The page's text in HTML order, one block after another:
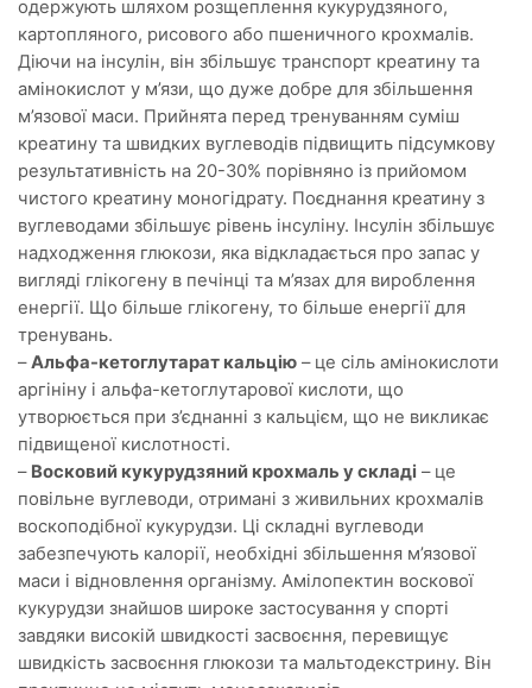
одержують шляхом розщеплення кукурудзяного,
картопляного, рисового або пшеничного крохмалів.
Діючи на інсулін, він збільшує транспорт креатину та
амінокислот у м’язи, що дуже добре для збільшення
м’язової маси. Прийнята перед тренуванням суміш
креатину та швидких вуглеводів підвищить підсумкову
результативність на 20-30% порівняно із прийомом
чистого креатину моногідрату. Поєднання креатину з
вуглеводами збільшує рівень інсуліну. Інсулін збільшує
надходження глюкози, яка відкладається про запас у
вигляді глікогену в печінці та м’язах для вироблення
енергії. Що більше глікогену, то більше енергії для
тренувань.
–Альфа-кетоглутарат кальцію – це сіль амінокислоти
аргініну і альфа-кетоглутарової кислоти, що
утворюється при з’єднанні з кальцієм, що не викликає
підвищеної кислотності.
– Восковий кукурудзяний крохмаль у складі – це
повільне вуглеводи, отримані з живильних крохмалів
воскоподібної кукурудзи. Ці складні вуглеводи
забезпечують калорії, необхідні збільшення м’язової
маси і відновлення організму. Амілопектин воскової
кукурудзи знайшов широке застосування у спорті
завдяки високій швидкості засвоєння, перевищує
швидкість засвоєння глюкози та мальтодекстрину. Він